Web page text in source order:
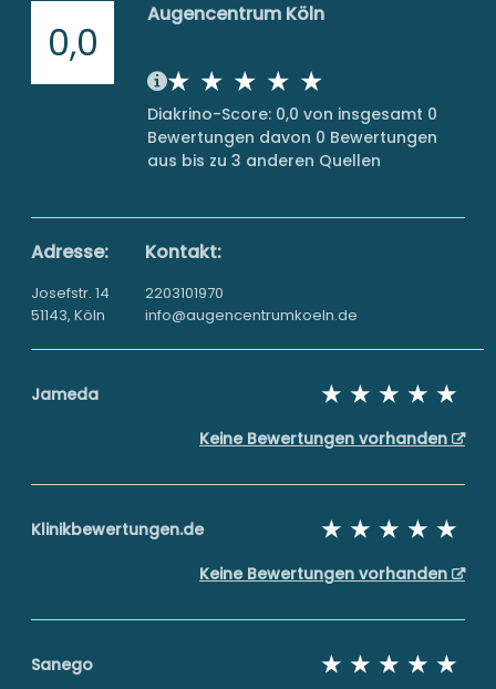
0,0
Augencentrum Köln
Diakrino-Score: 0,0 von insgesamt 0
Bewertungen davon 0 Bewertungen
aus bis zu 3 anderen Quellen
Adresse:
Josefstr. 14
51143, Köln
Kontakt:
2203101970
info@augencentrumkoeln.de
Jameda
Keine Bewertungen vorhanden
Klinikbewertungen.de
Keine Bewertungen vorhanden
Sanego